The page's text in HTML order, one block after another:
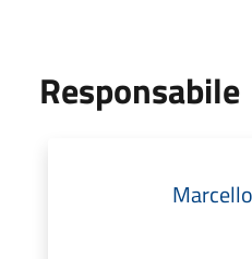
Responsabile